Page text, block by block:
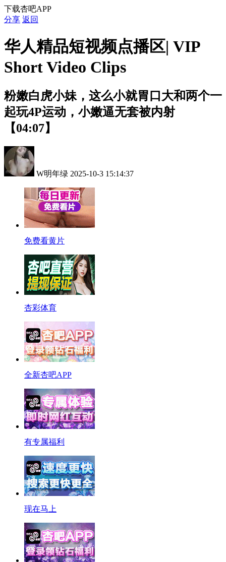
下载杏吧APP
分享 返回
华人精品短视频点播区| VIP
Short Video Clips
粉嫩白虎小妹，这么小就胃口大和两个一
起玩4P运动，小嫩逼无套被内射
【04:07】
W明年绿 2025-10-3 15:14:37
免费看黄片
杏彩体育
全新杏吧APP
有专属福利
现在马上